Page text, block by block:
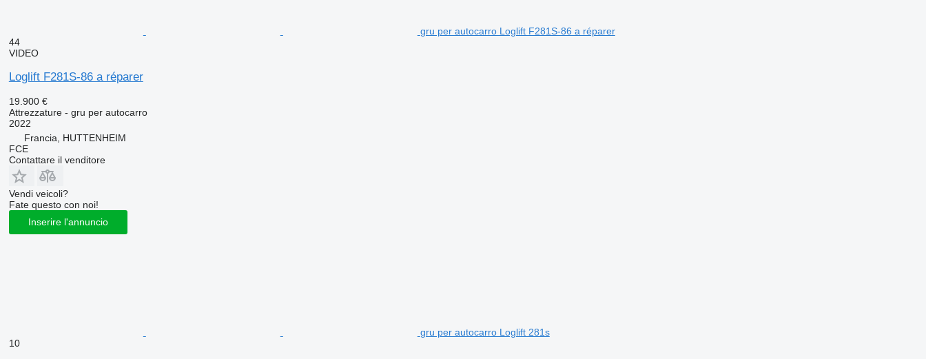
gru per autocarro Loglift F281S-86 a réparer
44
VIDEO
Loglift F281S-86 a réparer
19.900 €
Attrezzature - gru per autocarro
2022
Francia, HUTTENHEIM
FCE
Contattare il venditore
Vendi veicoli?
Fate questo con noi!
Inserire l'annuncio
gru per autocarro Loglift 281s
10